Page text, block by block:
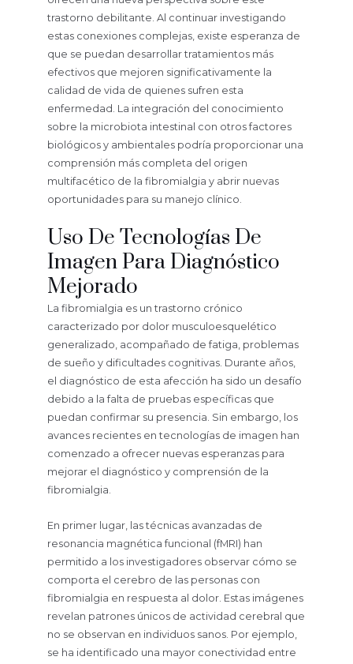
trastorno debilitante. Al continuar investigando
estas conexiones complejas, existe esperanza de
que se puedan desarrollar tratamientos más
efectivos que mejoren significativamente la
calidad de vida de quienes sufren esta
enfermedad. La integración del conocimiento
sobre la microbiota intestinal con otros factores
biológicos y ambientales podría proporcionar una
comprensión más completa del origen
multifacético de la fibromialgia y abrir nuevas
oportunidades para su manejo clínico.
Uso De Tecnologías De
Imagen Para Diagnóstico
Mejorado
La fibromialgia es un trastorno crónico
caracterizado por dolor musculoesquelético
generalizado, acompañado de fatiga, problemas
de sueño y dificultades cognitivas. Durante años,
el diagnóstico de esta afección ha sido un desafío
debido a la falta de pruebas específicas que
puedan confirmar su presencia. Sin embargo, los
avances recientes en tecnologías de imagen han
comenzado a ofrecer nuevas esperanzas para
mejorar el diagnóstico y comprensión de la
fibromialgia.
En primer lugar, las técnicas avanzadas de
resonancia magnética funcional (fMRI) han
permitido a los investigadores observar cómo se
comporta el cerebro de las personas con
fibromialgia en respuesta al dolor. Estas imágenes
revelan patrones únicos de actividad cerebral que
no se observan en individuos sanos. Por ejemplo,
se ha identificado una mayor conectividad entre